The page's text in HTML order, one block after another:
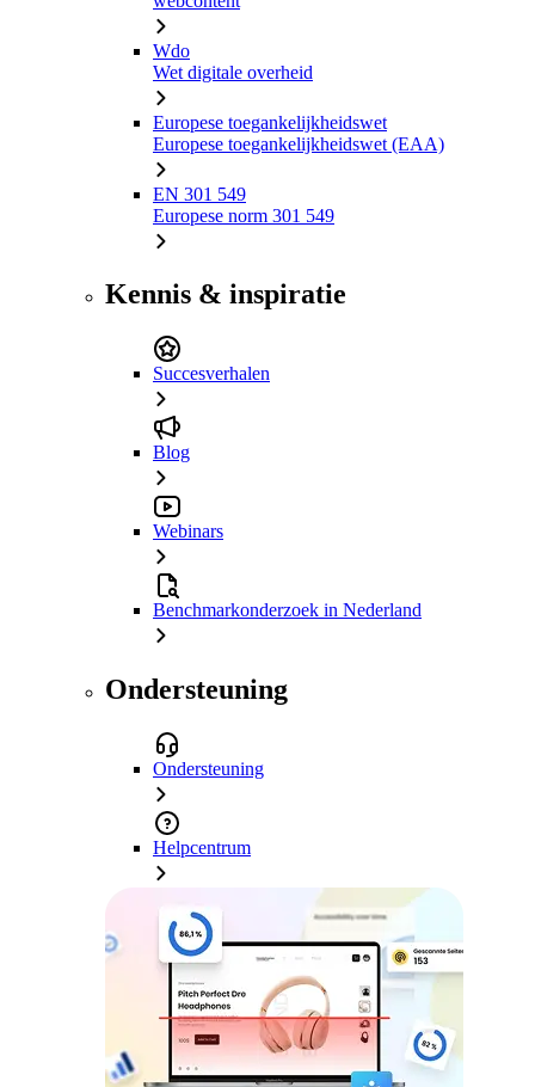
Wdo
Wet digitale overheid
Europese toegankelijkheidswet
Europese toegankelijkheidswet (EAA)
EN 301 549
Europese norm 301 549
Kennis & inspiratie
Succesverhalen
Blog
Webinars
Benchmarkonderzoek in Nederland
Ondersteuning
Ondersteuning
Helpcentrum